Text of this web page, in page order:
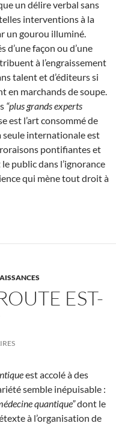
un délire verbal sans
interventions à la
un gourou illuminé.
d’une façon ou d’une
à l’engraissement
talent et d’éditeurs si
en marchands de soupe.
“plus grands experts
est l’art consommé de
seule internationale est
pontifiantes et
public dans l’ignorance
qui mène tout droit à
EST-
est accolé à des
semble inépuisable :
quantique”dont le
à l’organisation de